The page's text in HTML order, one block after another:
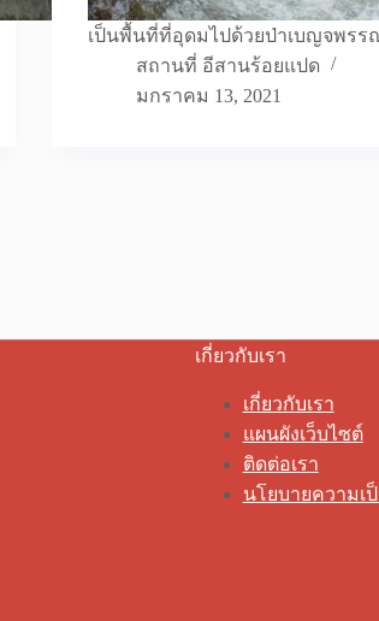
เป็นพื้นที่ที่อุดมไปด้วยป่าเบญจพร
สถานที่ อีสานร้อยแปด
มกราคม 13, 2021
เกี่ยวกับเรา
เกี่ยวกับเรา
แผนผังเว็บไซต์
ติดต่อเรา
นโยบายความเ